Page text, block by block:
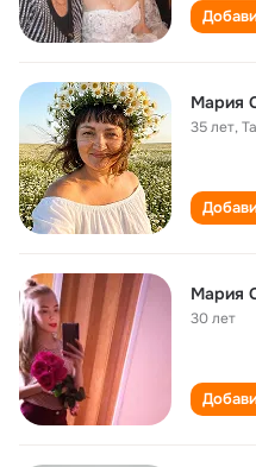
Мария
35 лет,
Мария
30 лет